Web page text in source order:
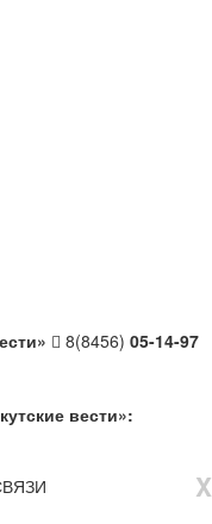
8(8456) 05-14-97
вести»:
X